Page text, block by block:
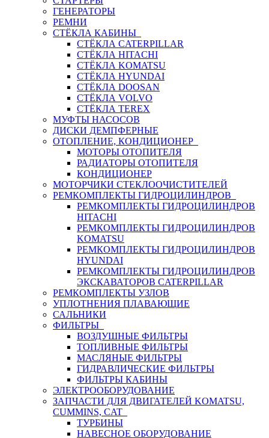
ГЕНЕРАТОРЫ
РЕМНИ
СТЁКЛА КАБИНЫ
СТЁКЛА CATERPILLAR
СТЁКЛА HITACHI
СТЁКЛА KOMATSU
СТЁКЛА HYUNDAI
СТЁКЛА DOOSAN
СТЁКЛА VOLVO
СТЁКЛА TEREX
МУФТЫ НАСОСОВ
ДИСКИ ДЕМПФЕРНЫЕ
ОТОПЛЕНИЕ, КОНДИЦИОНЕР
МОТОРЫ ОТОПИТЕЛЯ
РАДИАТОРЫ ОТОПИТЕЛЯ
КОНДИЦИОНЕР
МОТОРЧИКИ СТЕКЛООЧИСТИТЕЛЕЙ
РЕМКОМПЛЕКТЫ ГИДРОЦИЛИНДРОВ
РЕМКОМПЛЕКТЫ ГИДРОЦИЛИНДРОВ
HITACHI
РЕМКОМПЛЕКТЫ ГИДРОЦИЛИНДРОВ
KOMATSU
РЕМКОМПЛЕКТЫ ГИДРОЦИЛИНДРОВ
HYUNDAI
РЕМКОМПЛЕКТЫ ГИДРОЦИЛИНДРОВ
ЭКСКАВАТОРОВ CATERPILLAR
РЕМКОМПЛЕКТЫ УЗЛОВ
УПЛОТНЕНИЯ ПЛАВАЮЩИЕ
САЛЬНИКИ
ФИЛЬТРЫ
ВОЗДУШНЫЕ ФИЛЬТРЫ
ТОПЛИВНЫЕ ФИЛЬТРЫ
МАСЛЯНЫЕ ФИЛЬТРЫ
ГИДРАВЛИЧЕСКИЕ ФИЛЬТРЫ
ФИЛЬТРЫ КАБИНЫ
ЭЛЕКТРООБОРУДОВАНИЕ
ЗАПЧАСТИ ДЛЯ ДВИГАТЕЛЕЙ KOMATSU,
CUMMINS, CAT
ТУРБИНЫ
НАВЕСНОЕ ОБОРУДОВАНИЕ